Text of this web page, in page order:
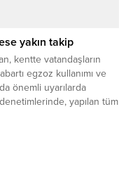
yakın takip
kentte vatandaşların
egzoz kullanımı ve
önemli uyarılarda
yapılan tüm
devam ettiğini belirten
bozan davranışlara karşı